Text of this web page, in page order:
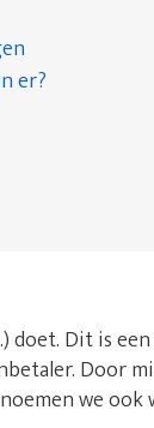
er?
doet. Dit is
Door
we ook